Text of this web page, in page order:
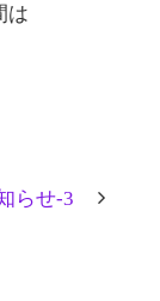
は
らせ-3